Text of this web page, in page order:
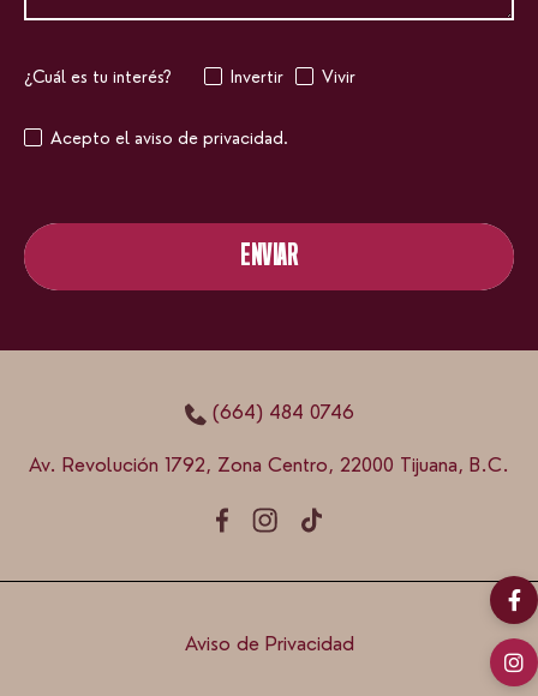
¿Cuál es tu interés? Invertir Vivir
Acepto el aviso de privacidad.
ENVIAR
(664) 484 0746
Av. Revolución 1792, Zona Centro, 22000 Tijuana, B.C.
Aviso de Privacidad